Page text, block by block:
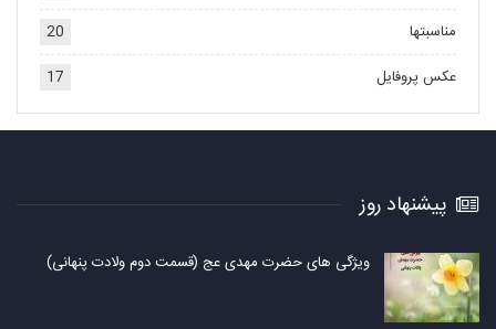
مناسبتها
20
عکس پروفایل
17
پیشنهاد روز
ویژگی های حضرت مهدی عج (قسمت دوم ولادت پنهانی)